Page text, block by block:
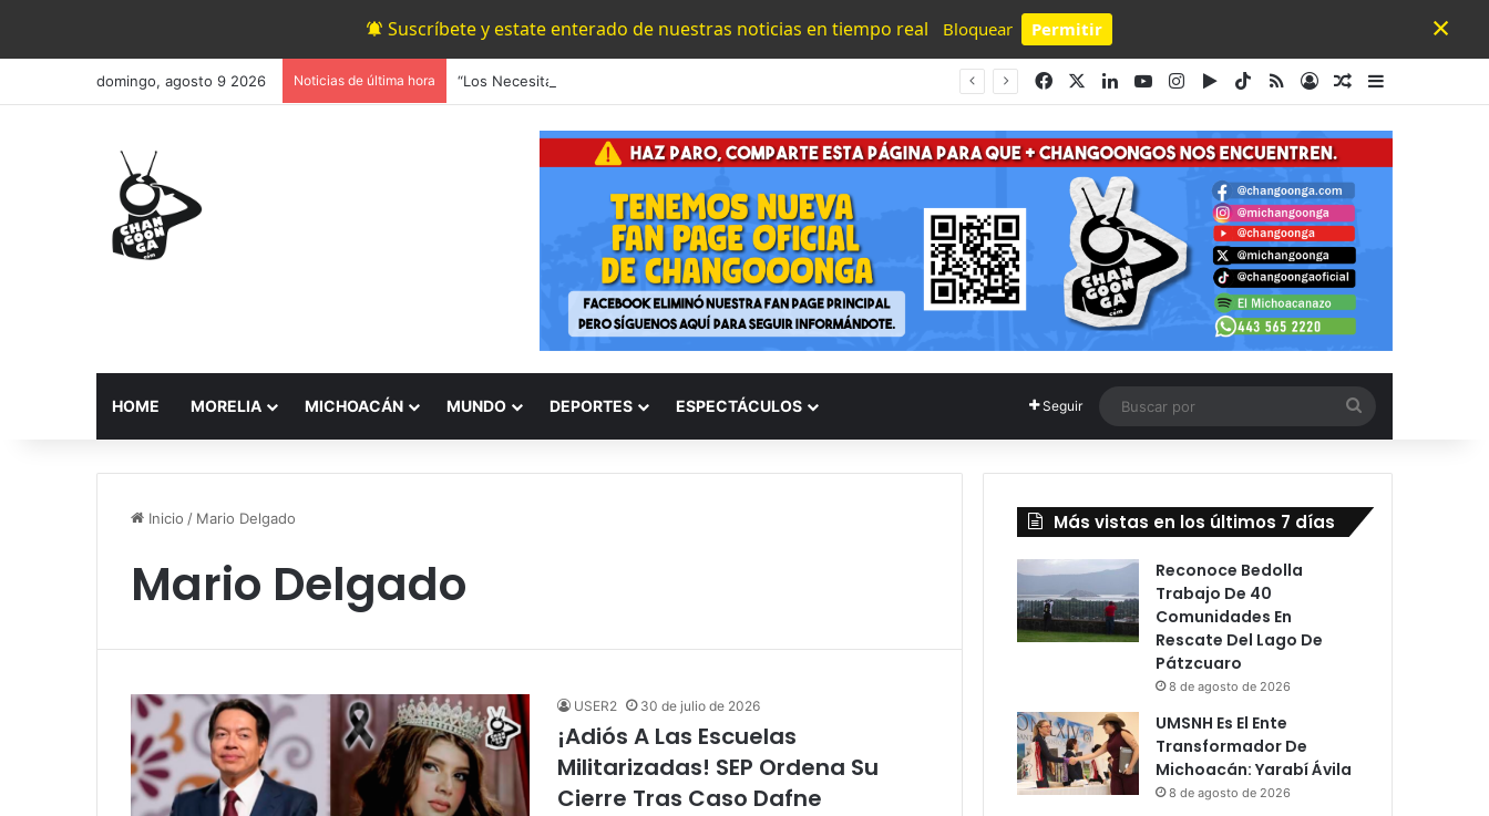
Suscríbete y estate enterado de nuestras noticias en tiempo real Bloquear Permitir
Powered by SendPulse
×
domingo, agosto 9 2026 Noticias de última hora FacebookLinkedInYouTubeInstagram
Google Play
TikTok
RSS AccesoPublicación al
HOME MORELIA MICHOACÁN MUNDO DEPORTES ESPECTÁCULOS Seguir
por
Inicio / Mario Delgado
Mario Delgado
USER2 30 de julio de 2026
¡Adiós A Las Escuelas
Militarizadas! SEP Ordena Su
Cierre Tras Caso Dafne
Más vistas en los últimos 7 días
Reconoce Bedolla
Trabajo De 40
Comunidades En
Rescate Del Lago De
Pátzcuaro
8 de agosto de 2026
UMSNH Es El Ente
Transformador De
Michoacán: Yarabí Ávila
8 de agosto de 2026